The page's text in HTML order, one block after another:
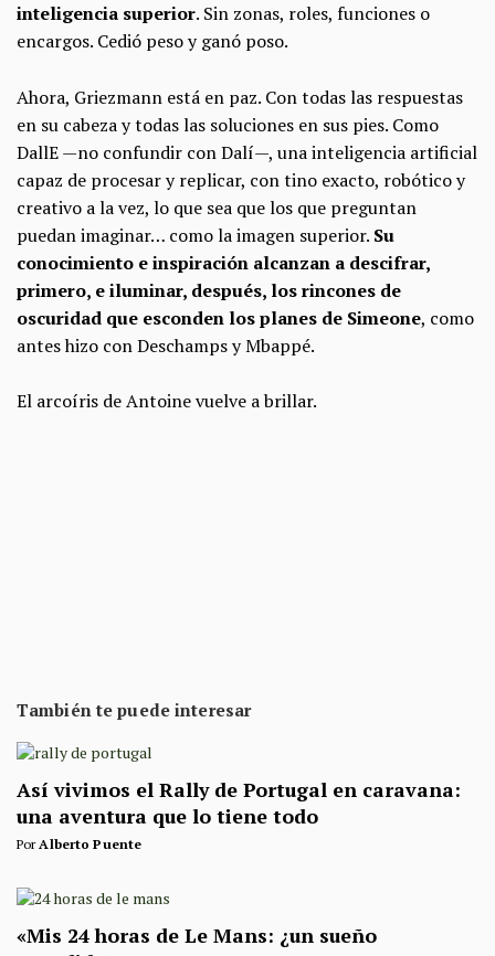
inteligencia superior. Sin zonas, roles, funciones o
encargos. Cedió peso y ganó poso.
Ahora, Griezmann está en paz. Con todas las respuestas
en su cabeza y todas las soluciones en sus pies. Como
DallE —no confundir con Dalí—, una inteligencia artificial
capaz de procesar y replicar, con tino exacto, robótico y
creativo a la vez, lo que sea que los que preguntan
puedan imaginar… como la imagen superior. Su
conocimiento e inspiración alcanzan a descifrar,
primero, e iluminar, después, los rincones de
oscuridad que esconden los planes de Simeone, como
antes hizo con Deschamps y Mbappé.
El arcoíris de Antoine vuelve a brillar.
También te puede interesar
Así vivimos el Rally de Portugal en caravana:
una aventura que lo tiene todo
PorAlberto Puente
«Mis 24 horas de Le Mans: ¿un sueño